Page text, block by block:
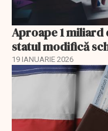
Aproape 1
statul modifică
19 IANUARIE 2026